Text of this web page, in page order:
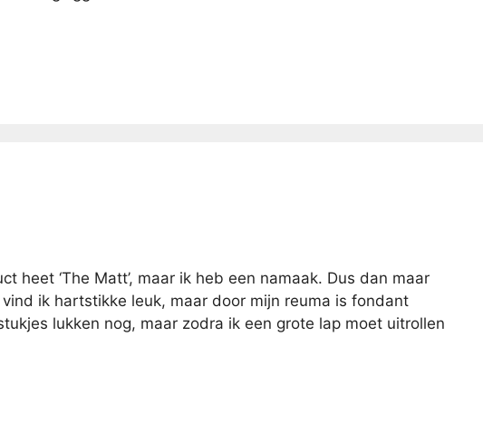
heet ‘The Matt’, maar ik heb een namaak. Dus dan maar
ik hartstikke leuk, maar door mijn reuma is fondant
lukken nog, maar zodra ik een grote lap moet uitrollen